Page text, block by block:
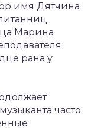
имя Дятчина
Марина
рана у
часто